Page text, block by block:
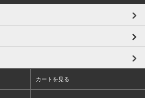
カートを見る